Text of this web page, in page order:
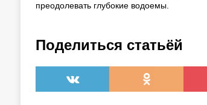
преодолевать глубокие водоемы.
Поделиться статьёй